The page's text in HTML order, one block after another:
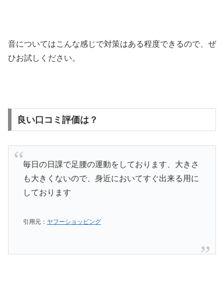
音についてはこんな感じで対策はある程度できるので、ぜ
ひお試しください。
良い口コミ評価は？
毎日の日課で足腰の運動をしております、大きさ
も大きくないので、身近においてすぐ出来る用に
しております
引用元： ヤフーショッピング